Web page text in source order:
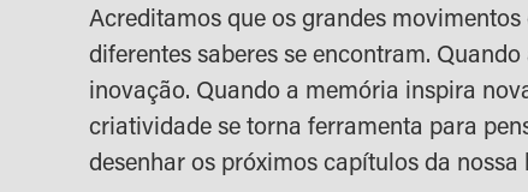
Acreditamos que os grandes
diferentes saberes se encontram.
inovação. Quando a memória inspira
criatividade se torna ferramenta para
desenhar os próximos capítulos da nossa